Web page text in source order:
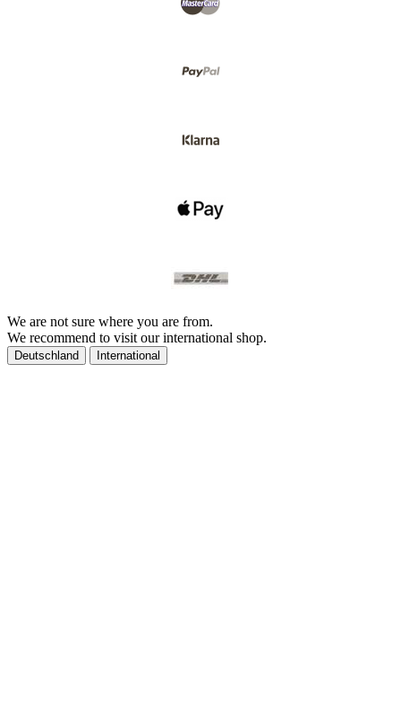
We are not sure where you are from.
We recommend to visit our international shop.
Deutschland International